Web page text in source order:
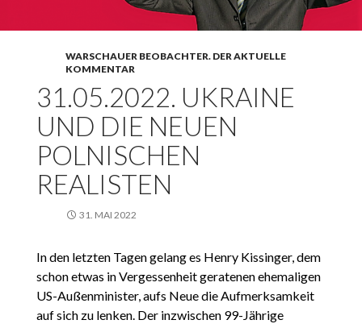
WARSCHAUER BEOBACHTER. DER AKTUELLE
KOMMENTAR
31.05.2022. UKRAINE
UND DIE NEUEN
POLNISCHEN
REALISTEN
31. MAI 2022
In den letzten Tagen gelang es Henry Kissinger, dem
schon etwas in Vergessenheit geratenen ehemaligen
US-Außenminister, aufs Neue die Aufmerksamkeit
auf sich zu lenken. Der inzwischen 99-Jährige